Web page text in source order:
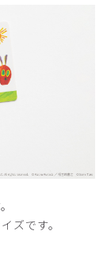
重68キロ。
り大きめでし
ズです。